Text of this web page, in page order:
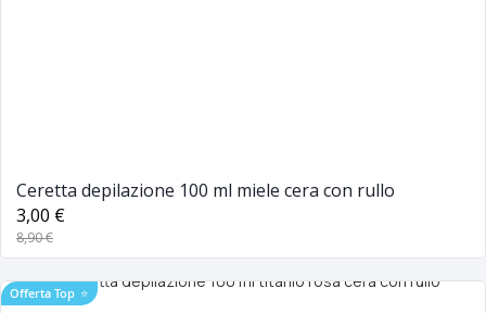
Ceretta depilazione 100 ml miele cera con rullo
3,00 €
8,90 €
Offerta Top ⭐